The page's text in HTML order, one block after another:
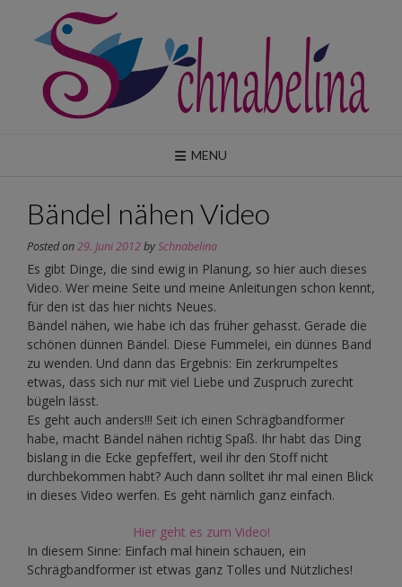
content
MENU
Bändel nähen Video
Posted on29. Juni 2012bySchnabelina
Es gibt Dinge, die sind ewig in Planung, so hier auch dieses
Video. Wer meine Seite und meine Anleitungen schon kennt,
für den ist das hier nichts Neues.
Bändel nähen, wie habe ich das früher gehasst. Gerade die
schönen dünnen Bändel. Diese Fummelei, ein dünnes Band
zu wenden. Und dann das Ergebnis: Ein zerkrumpeltes
etwas, dass sich nur mit viel Liebe und Zuspruch zurecht
bügeln lässt.
Es geht auch anders!!! Seit ich einen Schrägbandformer
habe, macht Bändel nähen richtig Spaß. Ihr habt das Ding
bislang in die Ecke gepfeffert, weil ihr den Stoff nicht
durchbekommen habt? Auch dann solltet ihr mal einen Blick
in dieses Video werfen. Es geht nämlich ganz einfach.
Hier geht es zum Video!
In diesem Sinne: Einfach mal hinein schauen, ein
Schrägbandformer ist etwas ganz Tolles und Nützliches!